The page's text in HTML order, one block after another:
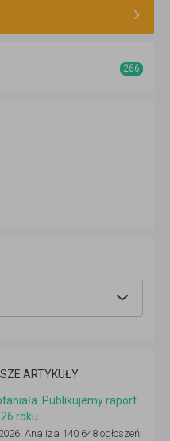
266
ARTYKUŁY
Publikujemy raport
roku
Analiza 140 648 ogłoszeń: